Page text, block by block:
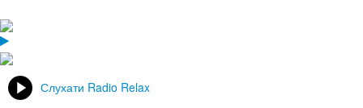
Слухати Radio Relax